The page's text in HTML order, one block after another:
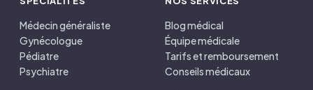
Médecin généraliste
Gynécologue
Pédiatre
Psychiatre
Blog médical
Équipe médicale
Tarifs et remboursement
Conseils médicaux